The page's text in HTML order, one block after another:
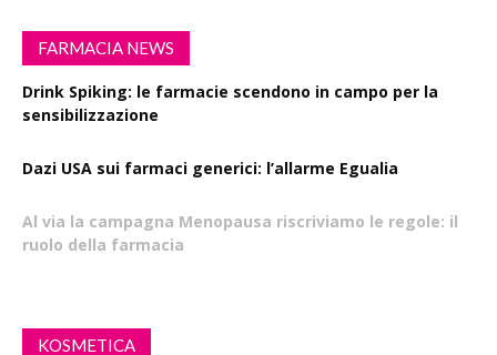
FARMACIA NEWS
Drink Spiking: le farmacie scendono in campo per la
sensibilizzazione
Dazi USA sui farmaci generici: l’allarme Egualia
Al via la campagna Menopausa riscriviamo le regole: il
ruolo della farmacia
KOSMETICA